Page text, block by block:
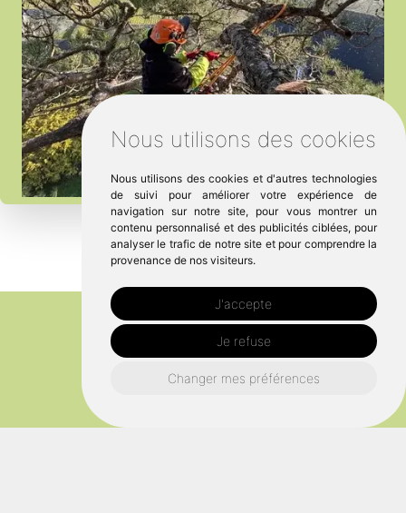
Nous utilisons des cookies
Nous utilisons des cookies et d'autres technologies
de suivi pour améliorer votre expérience de
navigation sur notre site, pour vous montrer un
contenu personnalisé et des publicités ciblées, pour
analyser le trafic de notre site et pour comprendre la
provenance de nos visiteurs.
J'accepte
Je refuse
Changer mes préférences